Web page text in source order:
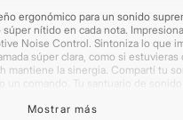
ergonómico para un sonido
nítido en cada nota.
Noise Control. Sintoniza lo que
súper clara, como si estuvieras
mantiene la sinergia. Compartí tu
comando. Tu santuario de sonido
Mostrar más